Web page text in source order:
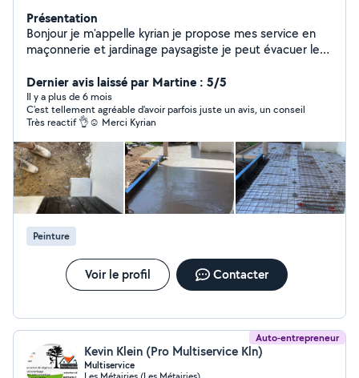
Présentation
Bonjour je m'appelle kyrian je propose mes service en
maçonnerie et jardinage paysagiste je peut évacuer les
métier mais je suis assez polyvalent en autre tâche à
demander merci
Dernier avis laissé par Martine : 5/5
Il y a plus de 6 mois
C'est tellement agréable d'avoir parfois juste un avis, un conseil
Très reactif 👌☺️ Merci Kyrian
Peinture
Voir le profil Contacter
Auto-entrepreneur
Kevin Klein (Pro Multiservice Kln)
Multiservice